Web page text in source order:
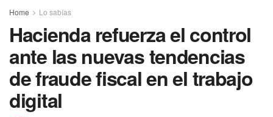
Home Lo sabías
Hacienda refuerza el control
ante las nuevas tendencias
de fraude fiscal en el trabajo
digital